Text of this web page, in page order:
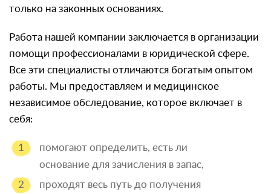
только на законных основаниях.
Работа нашей компании заключается в организации
помощи профессионалами в юридической сфере.
Все эти специалисты отличаются богатым опытом
работы. Мы предоставляем и медицинское
независимое обследование, которое включает в
себя:
помогают определить, есть ли
основание для зачисления в запас,
проходят весь путь до получения